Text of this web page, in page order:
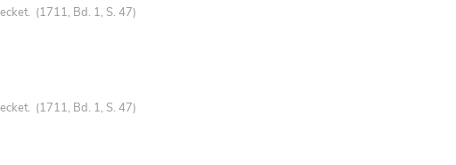
(1711, Bd. 1, S. 47)
(1711, Bd. 1, S. 47)